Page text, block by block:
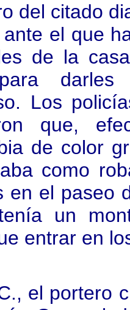
del citado
el que
de la
Los
que,
de color
como
en el paseo
un
entrar en
el portero